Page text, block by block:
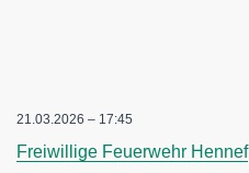
21.03.2026 – 17:45
Freiwillige Feuerwehr Hennef